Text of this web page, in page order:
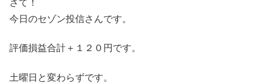
さて！
今日のセゾン投信さんです。
評価損益合計＋１２０円です。
土曜日と変わらずです。